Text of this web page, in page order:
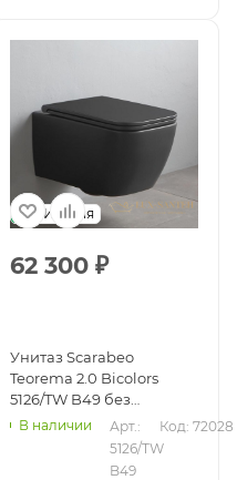
Италия
62 300₽
Унитаз Scarabeo
Teorema 2.0 Bicolors
5126/TW B49 без
креплений и сиденья,
безободковый, Ardesia
В наличии
Арт.:
5126/TW
B49
Код: 72028